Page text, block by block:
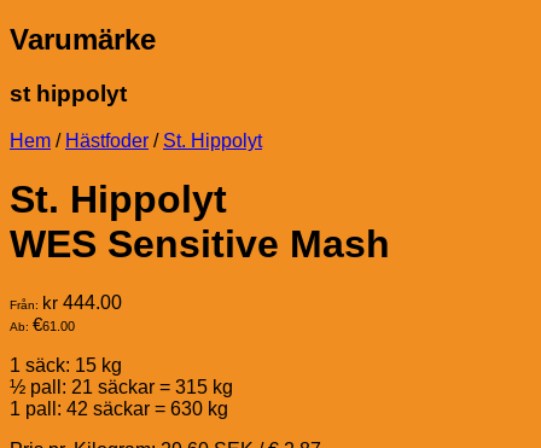
Varumärke
st hippolyt
Hem / Hästfoder / St. Hippolyt
St. Hippolyt
WES Sensitive Mash
Från: kr 444.00
Ab: €61.00
1 säck: 15 kg
½ pall: 21 säckar = 315 kg
1 pall: 42 säckar = 630 kg